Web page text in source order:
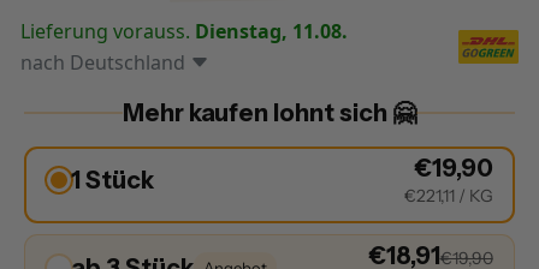
Lieferung vorauss. Dienstag, 11.08.
nach Deutschland
Mehr kaufen lohnt sich 🤗
1 Stück €19,90
€221,11 / KG
€18,91€19,90